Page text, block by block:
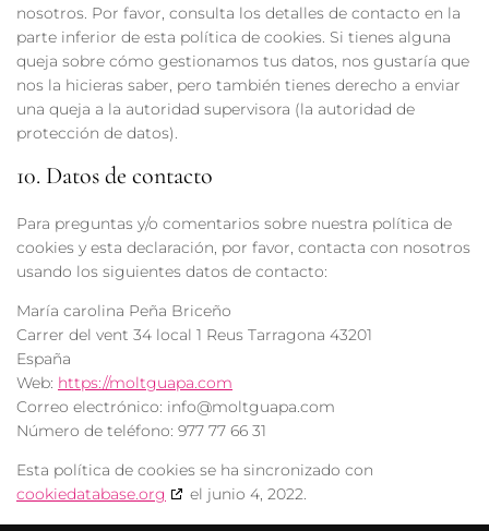
nosotros. Por favor, consulta los detalles de contacto en la
parte inferior de esta política de cookies. Si tienes alguna
queja sobre cómo gestionamos tus datos, nos gustaría que
nos la hicieras saber, pero también tienes derecho a enviar
una queja a la autoridad supervisora (la autoridad de
protección de datos).
10. Datos de contacto
Para preguntas y/o comentarios sobre nuestra política de
cookies y esta declaración, por favor, contacta con nosotros
usando los siguientes datos de contacto:
María carolina Peña Briceño
Carrer del vent 34 local 1 Reus Tarragona 43201
España
Web: https://moltguapa.com
Correo electrónico: info@moltguapa.com
Número de teléfono: 977 77 66 31
Esta política de cookies se ha sincronizado con
cookiedatabase.org
el junio 4, 2022.